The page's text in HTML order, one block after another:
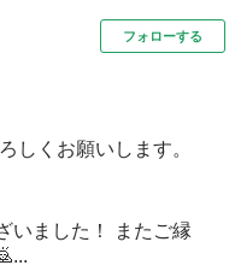
フォローする
しくお願いします。
いました！ またご縁